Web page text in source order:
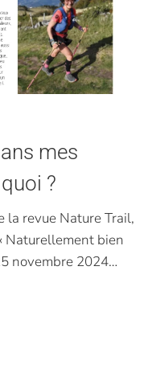
mes
?
la revue Nature Trail,
Naturellement bien
novembre 2024…